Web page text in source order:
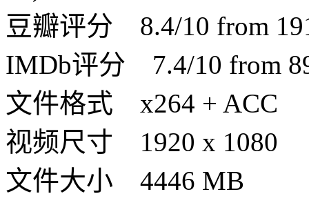
豆瓣评分 8.4/10 from
IMDb评分 7.4/10 from
文件格式 x264 + ACC
视频尺寸 1920 x 1080
文件大小 4446 MB